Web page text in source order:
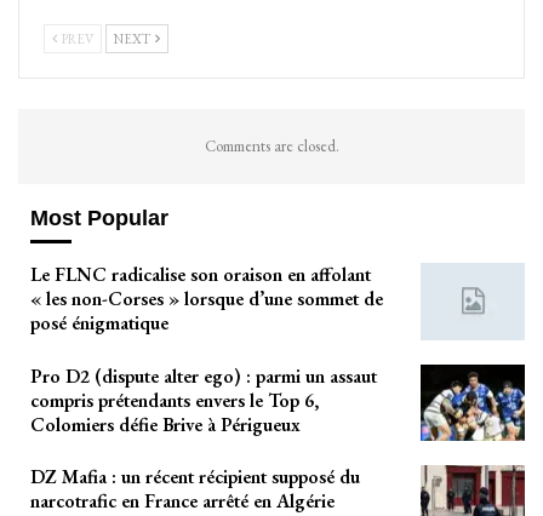
PREV NEXT
Comments are closed.
Most Popular
Le FLNC radicalise son oraison en affolant
« les non-Corses » lorsque d’une sommet de
posé énigmatique
Pro D2 (dispute alter ego) : parmi un assaut
compris prétendants envers le Top 6,
Colomiers défie Brive à Périgueux
DZ Mafia : un récent récipient supposé du
narcotrafic en France arrêté en Algérie